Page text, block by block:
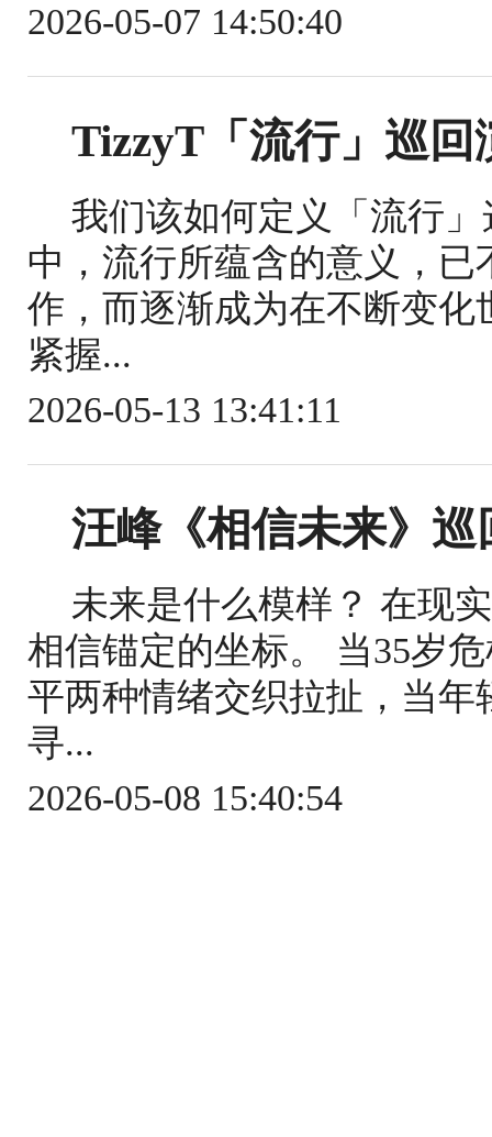
2026-05-07 14:50:40
TizzyT「流行」巡回
我们该如何定义「流行
中，流行所蕴含的意义，
作，而逐渐成为在不断变
紧握...
2026-05-13 13:41:11
汪峰《相信未来》
未来是什么模样？ 在现
相信锚定的坐标。 当35岁
平两种情绪交织拉扯，当
寻...
2026-05-08 15:40:54